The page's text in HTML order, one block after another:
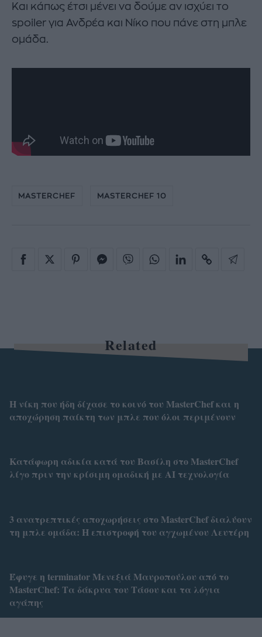
Και κάπως έτσι μένει να δούμε αν ισχύει το
spoiler για Ανδρέα και Νίκο που πάνε στη μπλε
ομάδα.
MASTERCHEF MASTERCHEF 10
Related
Η νίκη που ήδη δίχασε το κοινό του MasterChef και η
αποχώρηση παίκτη των μπλε που όλοι περιμένουν
Κατάφωρη αδικία κατά του Βασίλη στο MasterChef
λίγο πριν την κρίσιμη ομαδική με ΑΙ τεχνολογία
3 ανατρεπτικές αποχωρήσεις στο MasterChef διαλύουν
τη μπλε ομάδα: Η επιστροφή του αγχωμένου Λευτέρη
Έφυγε η terminator Μενεξιά Μαυροπούλου από το
MasterChef: Tα δάκρυα του Τάσου και τα λόγια
αγάπης